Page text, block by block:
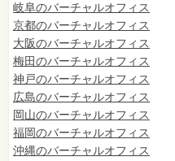
岐阜のバーチャルオフィス
京都のバーチャルオフィス
大阪のバーチャルオフィス
梅田のバーチャルオフィス
神戸のバーチャルオフィス
広島のバーチャルオフィス
岡山のバーチャルオフィス
福岡のバーチャルオフィス
沖縄のバーチャルオフィス